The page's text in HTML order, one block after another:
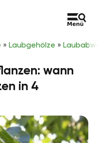
» Laubgehölze »
wann
in 4